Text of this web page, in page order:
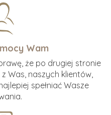
Wam
że po drugiej stronie
Was, naszych klientów,
spełniać Wasze